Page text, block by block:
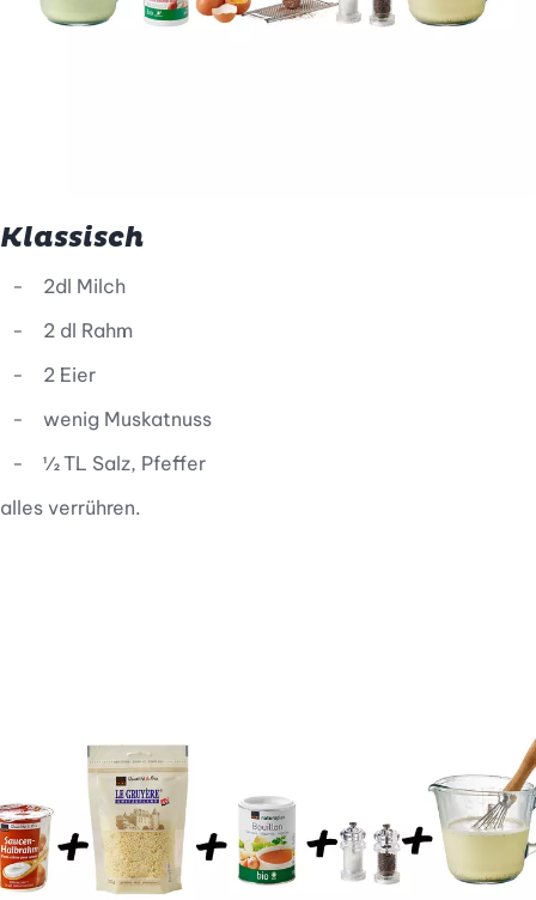
Klassisch
2dl Milch
2 dl Rahm
2 Eier
wenig Muskatnuss
½ TL Salz, Pfeffer
alles verrühren.